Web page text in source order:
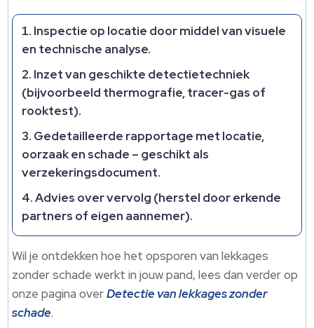
Inspectie op locatie door middel van visuele
en technische analyse.​
Inzet van geschikte detectietechniek
(bijvoorbeeld thermografie, tracer-gas of
rooktest).​
Gedetailleerde rapportage met locatie,
oorzaak en schade – geschikt als
verzekeringsdocument.​
Advies over vervolg (herstel door erkende
partners of eigen aannemer).​
Wil je ontdekken hoe het opsporen van lekkages
zonder schade werkt in jouw pand, lees dan verder op
onze pagina overDetectie van lekkages zonder
schade.​